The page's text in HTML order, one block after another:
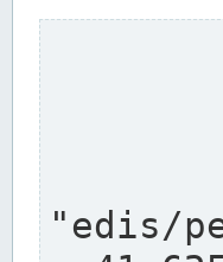
"edis/